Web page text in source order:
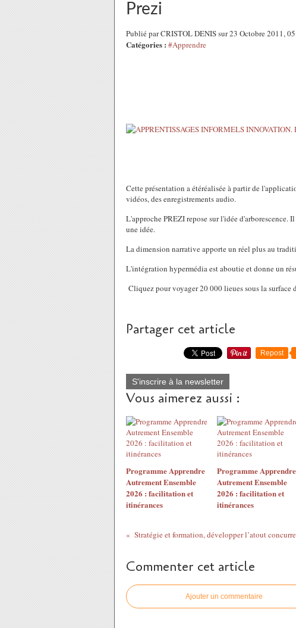
Prezi
Publié par CRISTOL DENIS sur 23 Octobre 2011,
Catégories : #Apprendre
Cette présentation a étéréalisée à partir de
vidéos, des enregistrements audio.
L'approche PREZI repose sur l'idée d'arborescence.
une idée.
La dimension narrative apporte un réel plus au
L'intégration hypermédia est aboutie et donne un
Cliquez pour voyager 20 000 lieues sous la surface
Partager cet article
Repost
S'inscrire à la newsletter
Vous aimerez aussi :
Programme Apprendre
Autrement Ensemble
2026 : facilitation et
itinérances
Programme Apprendre
Autrement Ensemble
2026 : facilitation et
itinérances
Commenter cet article
Ajouter un commentaire